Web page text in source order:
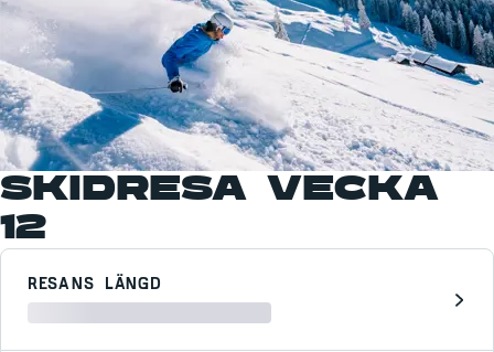
SKIDRESA VECKA
12
RESANS LÄNGD